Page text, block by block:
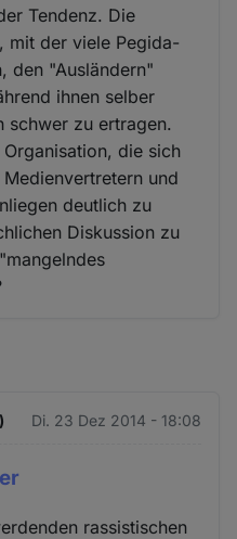
Tendenz. Die
mit der viele Pegida-
den "Ausländern"
ihnen selber
schwer zu ertragen.
die sich
und
deutlich zu
Diskussion zu
Di. 23 Dez 2014 - 18:08
rassistischen